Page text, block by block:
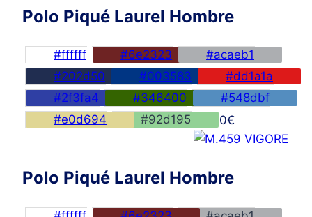
Polo Piqué Laurel Hombre
#ffffff #6e2323
#acaeb1
#202d50
#003583
#dd1a1a
#2f3fa4
#346400
#548dbf
#e0d694
#92d195 45,00€
Polo Piqué Laurel Hombre